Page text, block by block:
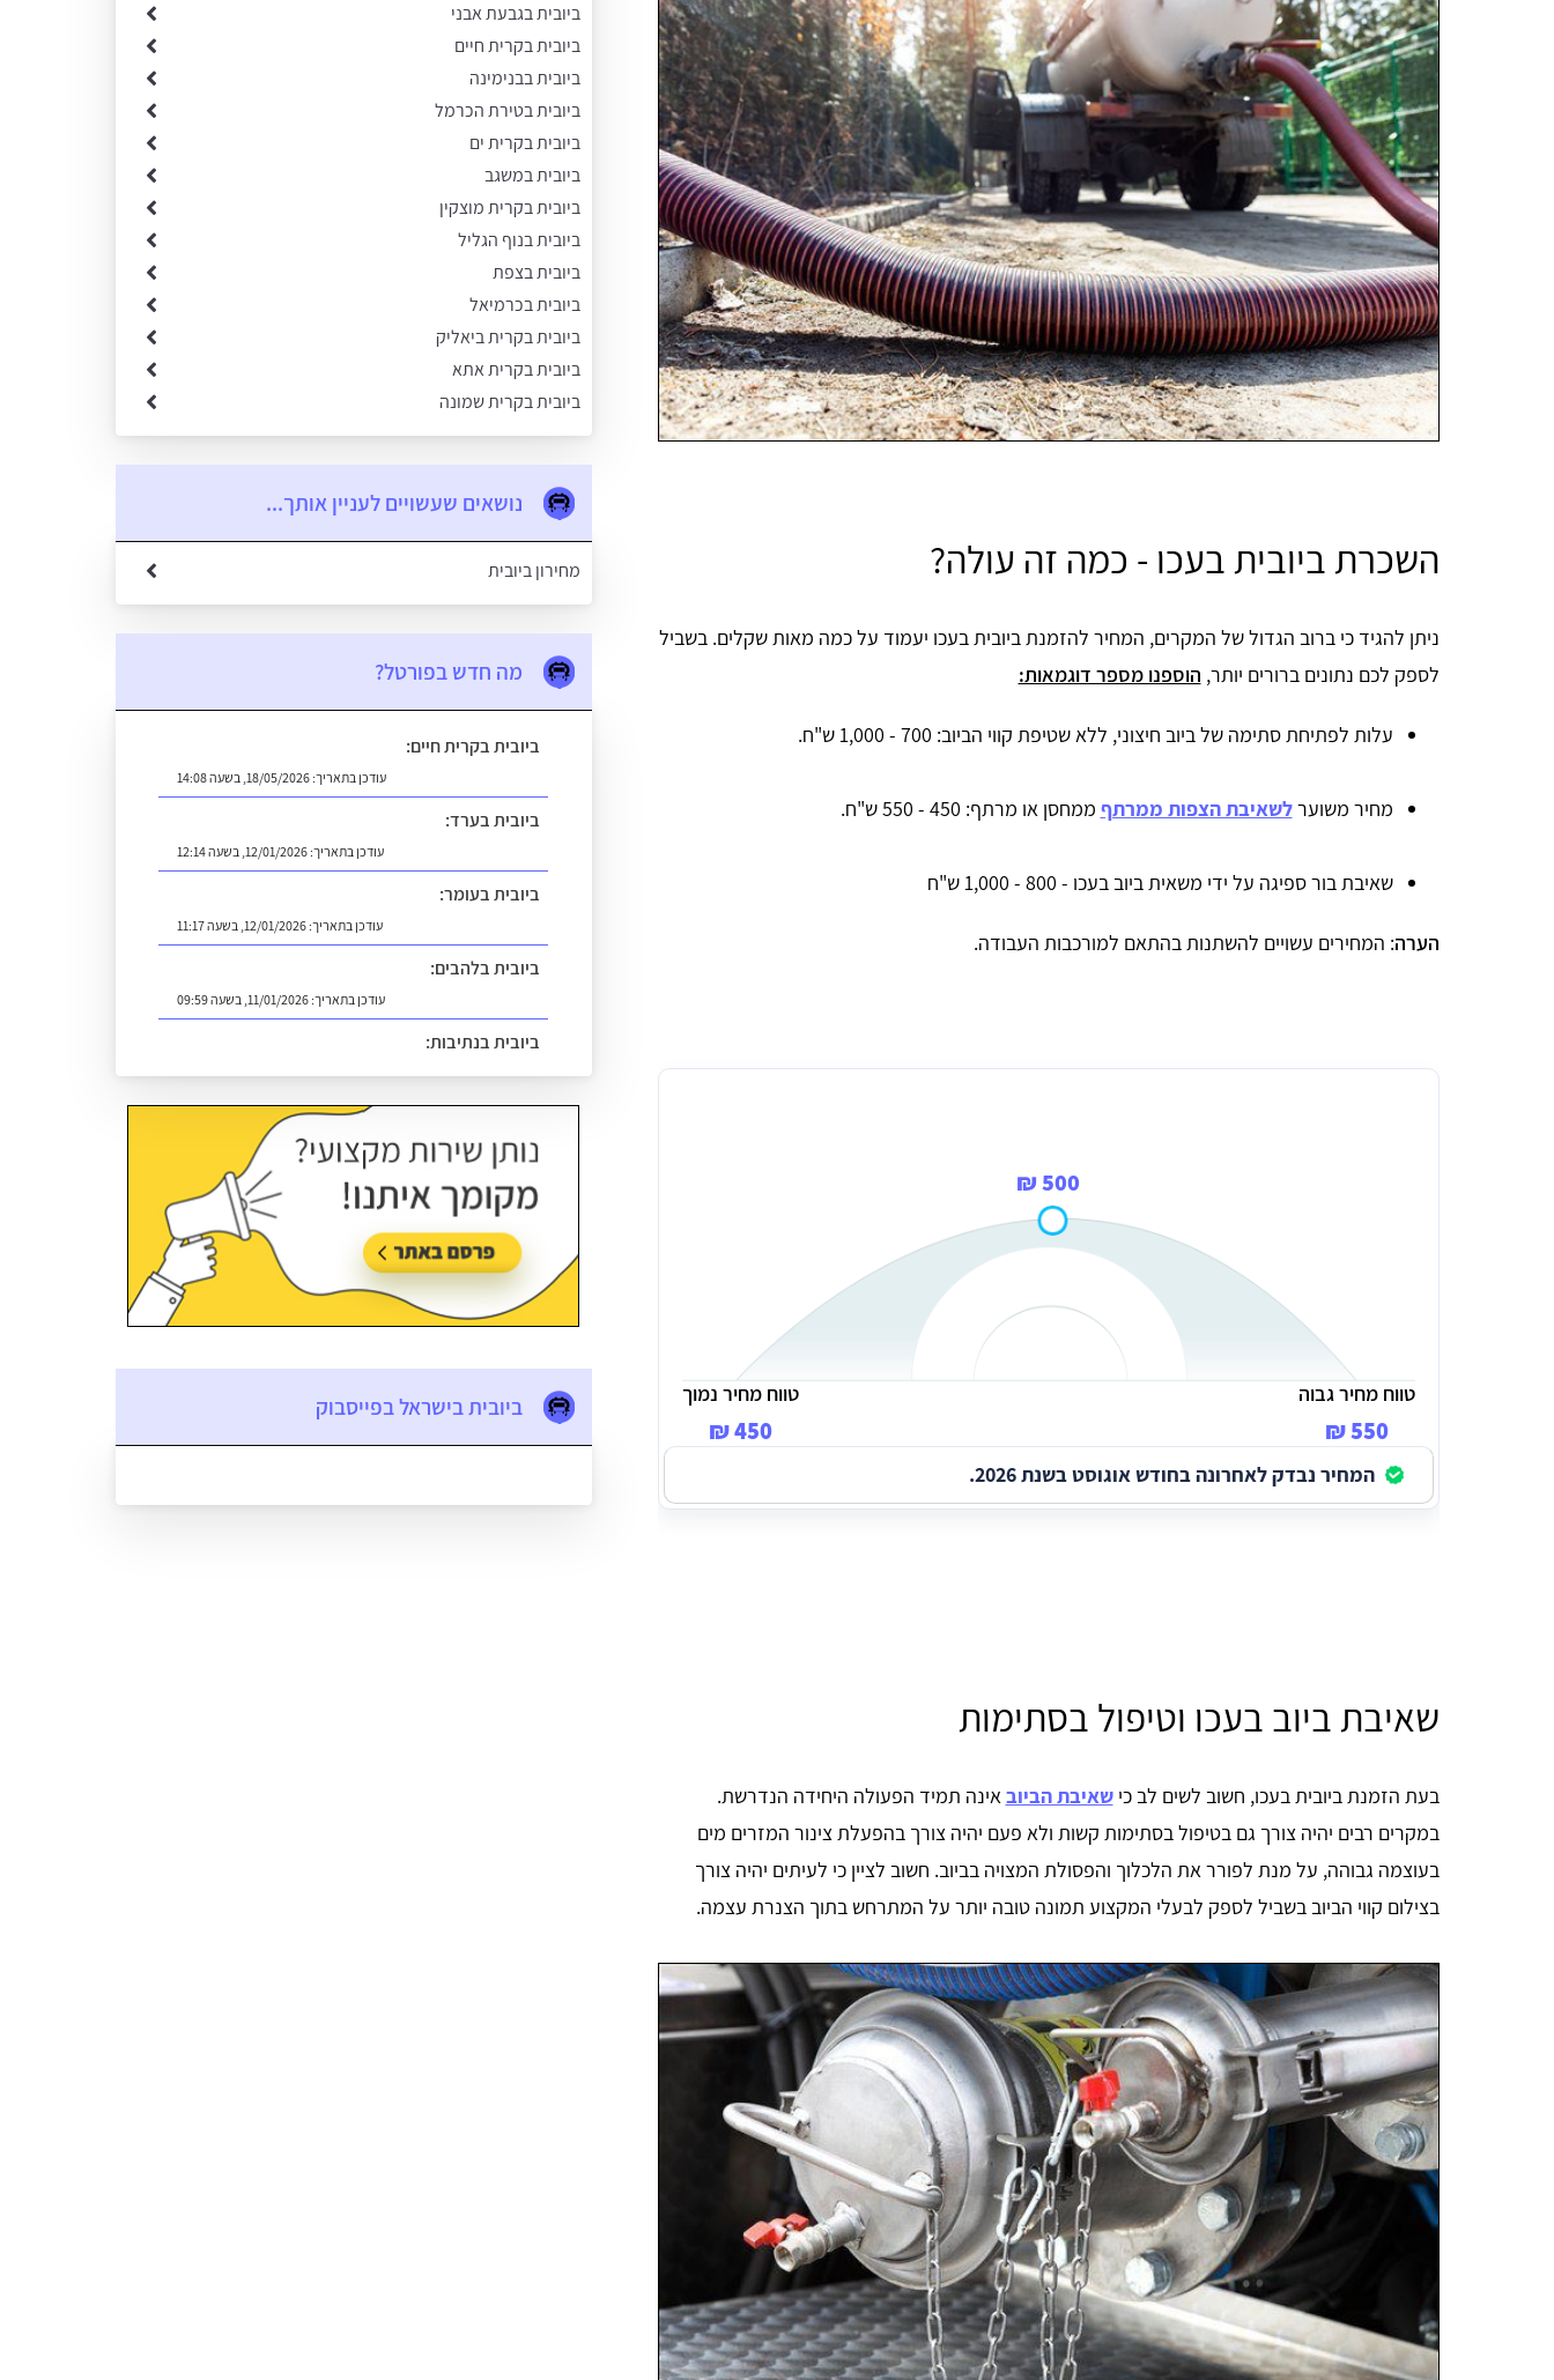
השכרת ביובית בעכו - כמה זה עולה?
ניתן להגיד כי ברוב הגדול של המקרים, המחיר להזמנת ביובית בעכו יעמוד על כמה מאות שקלים. בשביל
לספק לכם נתונים ברורים יותר, הוספנו מספר דוגמאות:
עלות לפתיחת סתימה של ביוב חיצוני, ללא שטיפת קווי הביוב: 700 - 1,000 ש"ח.
מחיר משוערלשאיבת הצפות ממרתף ממחסן או מרתף: 450 - 550 ש"ח.
שאיבת בור ספיגה על ידי משאית ביוב בעכו - 800 - 1,000 ש"ח
הערה: המחירים עשויים להשתנות בהתאם למורכבות העבודה.
500 ₪
טווח מחיר גבוה
550 ₪
טווח מחיר נמוך
450 ₪
המחיר נבדק לאחרונה בחודש אוגוסט בשנת 2026.
שאיבת ביוב בעכו וטיפול בסתימות
בעת הזמנת ביובית בעכו, חשוב לשים לב כישאיבת הביובאינה תמיד הפעולה היחידה הנדרשת.
במקרים רבים יהיה צורך גם בטיפול בסתימות קשות ולא פעם יהיה צורך בהפעלת צינור המזרים מים
בעוצמה גבוהה, על מנת לפורר את הלכלוך והפסולת המצויה בביוב. חשוב לציין כי לעיתים יהיה צורך
בצילום קווי הביוב בשביל לספק לבעלי המקצוע תמונה טובה יותר על המתרחש בתוך הצנרת עצמה.
ביובית בגבעת אבני
ביובית בקרית חיים
ביובית בבנימינה
ביובית בטירת הכרמל
ביובית בקרית ים
ביובית במשגב
ביובית בקרית מוצקין
ביובית בנוף הגליל
ביובית בצפת
ביובית בכרמיאל
ביובית בקרית ביאליק
ביובית בקרית אתא
ביובית בקרית שמונה
נושאים שעשויים לעניין אותך...
מחירון ביובית
מה חדש בפורטל?
ביובית בקרית חיים:
עודכן בתאריך:18/05/2026, בשעה 14:08
ביובית בערד:
עודכן בתאריך:12/01/2026, בשעה 12:14
ביובית בעומר:
עודכן בתאריך:12/01/2026, בשעה 11:17
ביובית בלהבים:
עודכן בתאריך:11/01/2026, בשעה 09:59
ביובית בנתיבות:
עודכן בתאריך:18/05/2026, בשעה 14:13
ביובית בישראל בפייסבוק